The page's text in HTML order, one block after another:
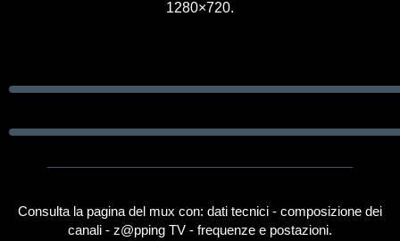
1280×720.
Consulta la pagina del mux con: dati tecnici - composizione dei
canali - z@pping TV - frequenze e postazioni.